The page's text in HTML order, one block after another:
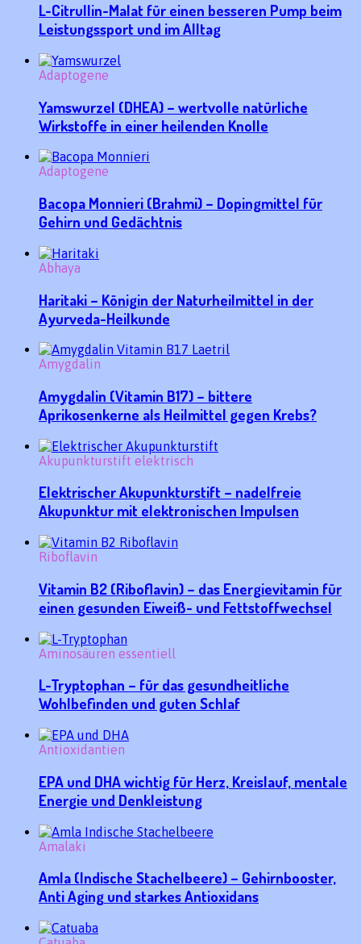
L-Citrullin-Malat für einen besseren Pump beim
Leistungssport und im Alltag
Adaptogene
Yamswurzel (DHEA) – wertvolle natürliche
Wirkstoffe in einer heilenden Knolle
Adaptogene
Bacopa Monnieri (Brahmi) – Dopingmittel für
Gehirn und Gedächtnis
Abhaya
Haritaki – Königin der Naturheilmittel in der
Ayurveda-Heilkunde
Amygdalin
Amygdalin (Vitamin B17) – bittere
Aprikosenkerne als Heilmittel gegen Krebs?
Akupunkturstift elektrisch
Elektrischer Akupunkturstift – nadelfreie
Akupunktur mit elektronischen Impulsen
Riboflavin
Vitamin B2 (Riboflavin) – das Energievitamin für
einen gesunden Eiweiß- und Fettstoffwechsel
Aminosäuren essentiell
L-Tryptophan – für das gesundheitliche
Wohlbefinden und guten Schlaf
Antioxidantien
EPA und DHA wichtig für Herz, Kreislauf, mentale
Energie und Denkleistung
Amalaki
Amla (Indische Stachelbeere) – Gehirnbooster,
Anti Aging und starkes Antioxidans